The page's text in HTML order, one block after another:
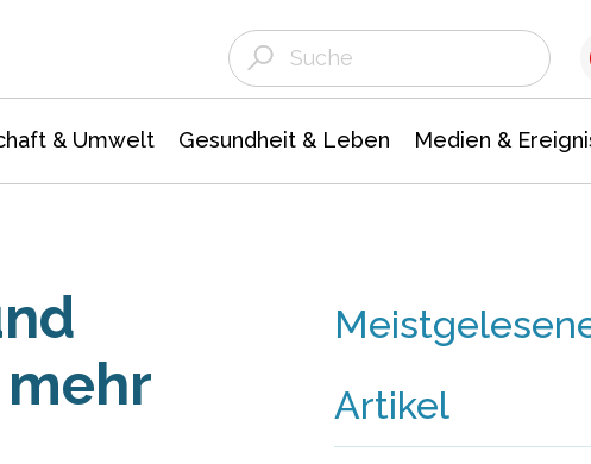
& Umwelt Gesundheit & Leben Medien &
Artikel